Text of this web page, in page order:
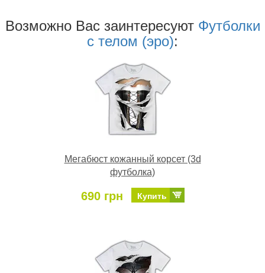
Возможно Ваc заинтересуют Футболки
с телом (эро):
Мегабюст кожанный корсет (3d
футболка)
690 грн Купить